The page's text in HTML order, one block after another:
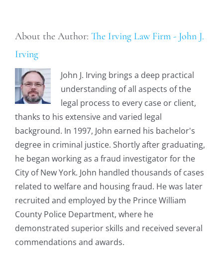
About the Author: The Irving Law Firm - John J.
Irving
John J. Irving brings a deep practical
understanding of all aspects of the
legal process to every case or client,
thanks to his extensive and varied legal
background. In 1997, John earned his bachelor's
degree in criminal justice. Shortly after graduating,
he began working as a fraud investigator for the
City of New York. John handled thousands of cases
related to welfare and housing fraud. He was later
recruited and employed by the Prince William
County Police Department, where he
demonstrated superior skills and received several
commendations and awards.